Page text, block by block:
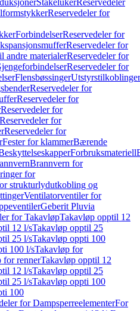
StakelukerReservedeler
Reservedeler for
ForbindelserReservedeler for
Reservedeler for
andre materialerReservedeler for
Reservedeler for
FlensbøssingerUtstyrstilkoblinger
Reservedeler for
Reservedeler for
Reservedeler for
Reservedeler for
Reservedeler for
Fester for klammerBærende
Forbruksmateriell
Brannvern for
for
strukturlydutkobling og
Ventilatorventiler for
Geberit Pluvia
for TakavløpTakavløp opptil 12
12 l/sTakavløp opptil 25
25 l/sTakavløp oppti 100
100 l/sTakavløp for
for rennerTakavløp opptil 12
12 l/sTakavløp opptil 25
25 l/sTakavløp oppti 100
100
for DampsperreelementerFor